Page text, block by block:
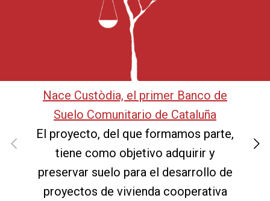
Nace Custòdia, el primer Banco de
Suelo Comunitario de Cataluña
El proyecto, del que formamos parte,
tiene como objetivo adquirir y
preservar suelo para el desarrollo de
proyectos de vivienda cooperativa